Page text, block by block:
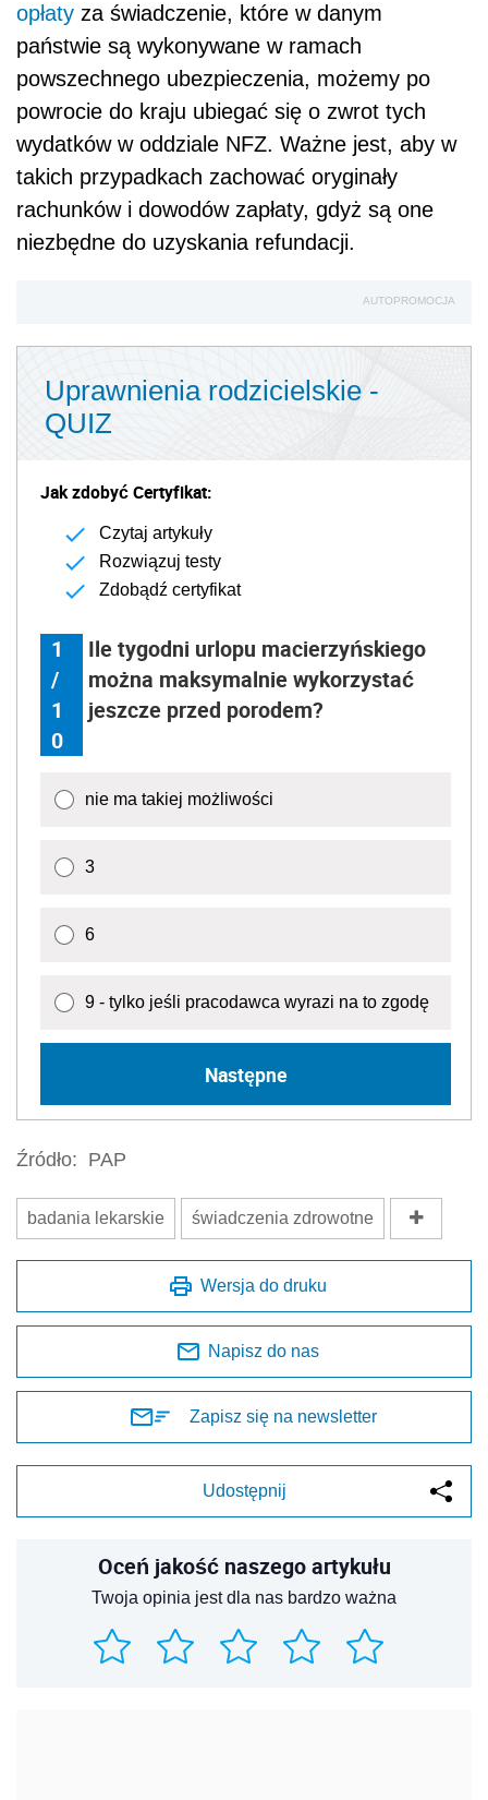
opłaty za świadczenie, które w danym
państwie są wykonywane w ramach
powszechnego ubezpieczenia, możemy po
powrocie do kraju ubiegać się o zwrot tych
wydatków w oddziale NFZ. Ważne jest, aby w
takich przypadkach zachować oryginały
rachunków i dowodów zapłaty, gdyż są one
niezbędne do uzyskania refundacji.
AUTOPROMOCJA
Uprawnienia rodzicielskie -
QUIZ
Jak zdobyć Certyfikat:
Czytaj artykuły
Rozwiązuj testy
Zdobądź certyfikat
1
/
1
0
Ile tygodni urlopu macierzyńskiego
można maksymalnie wykorzystać
jeszcze przed porodem?
nie ma takiej możliwości
3
6
9 - tylko jeśli pracodawca wyrazi na to zgodę
Następne
Źródło: PAP
badania lekarskie świadczenia zdrowotne
Wersja do druku
Napisz do nas
Zapisz się na newsletter
Udostępnij
Oceń jakość naszego artykułu
Twoja opinia jest dla nas bardzo ważna